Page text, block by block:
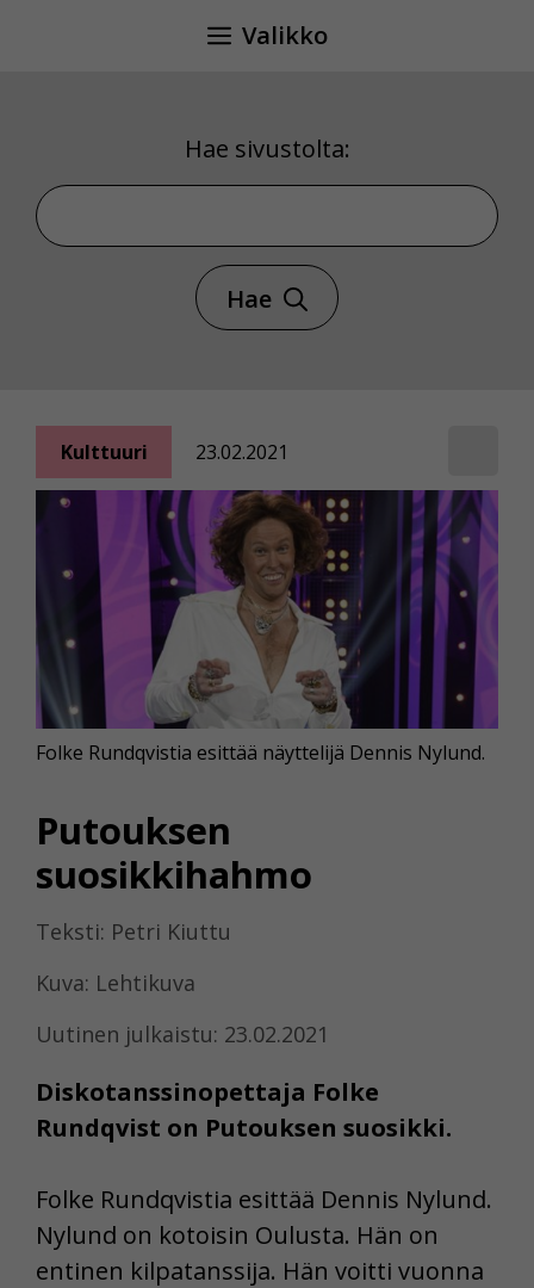
Valikko
Hae sivustolta:
Hae sivustolta
Hae
Kulttuuri 23.02.2021
Putouksen
suosikkihahmo
Teksti: Petri Kiuttu
Kuva: Lehtikuva
Uutinen julkaistu: 23.02.2021
Diskotanssinopettaja Folke
Rundqvist on Putouksen suosikki.
Folke Rundqvistia esittää näyttelijä Dennis Nylund.
Folke Rundqvistia esittää Dennis Nylund.
Nylund on kotoisin Oulusta. Hän on
entinen kilpatanssija. Hän voitti vuonna